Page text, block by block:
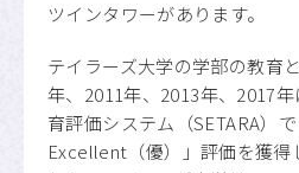
ツインタワーがあります。
テイラーズ大学の学部の教育
年、2011年、2013年、2017
育評価システム（SETARA）
Excellent（優）」評価を獲得